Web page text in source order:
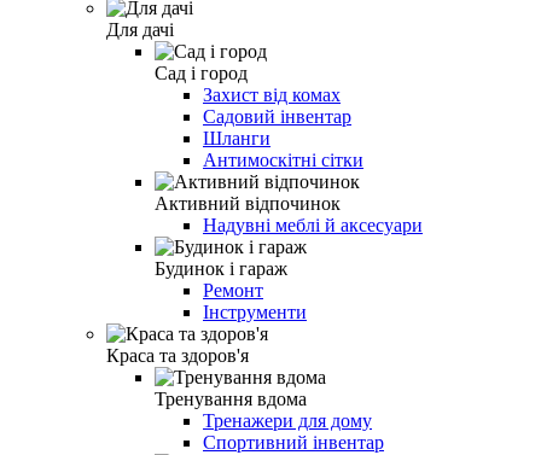
Для дачі
Сад і город
Захист від комах
Садовий інвентар
Шланги
Антимоскітні сітки
Активний відпочинок
Надувні меблі й аксесуари
Будинок і гараж
Ремонт
Інструменти
Краса та здоров'я
Тренування вдома
Тренажери для дому
Спортивний інвентар